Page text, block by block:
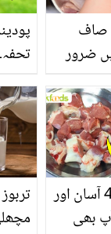
صاف
ضرور
گوشت گلانے کے 4 آسان اور
بھی